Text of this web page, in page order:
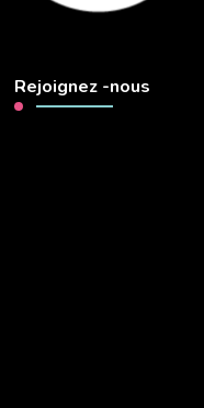
Rejoignez -nous